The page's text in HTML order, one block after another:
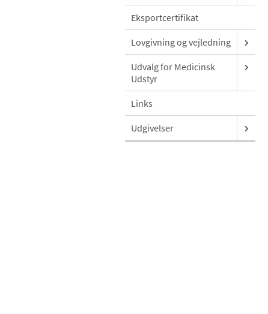
Eksportcertifikat
Lovgivning og vejledning
Udvalg for Medicinsk
Udstyr
Links
Udgivelser